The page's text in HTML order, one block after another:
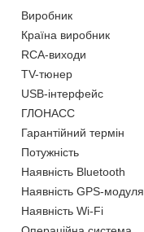
Виробник
Країна виробник
RCA-виходи
TV-тюнер
USB-інтерфейс
ГЛОНАСС
Гарантійний термін
Потужність
Наявність Bluetooth
Наявність GPS-модуля
Наявність Wi-Fi